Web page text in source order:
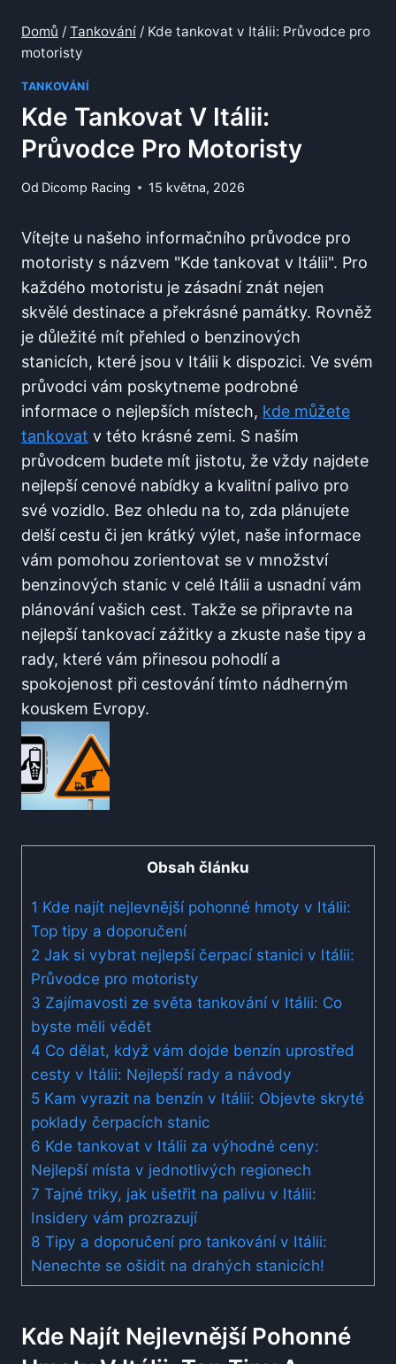
Domů / Tankování / Kde tankovat v Itálii: Průvodce pro
motoristy
TANKOVÁNÍ
Kde Tankovat V Itálii:
Průvodce Pro Motoristy
Od Dicomp Racing 15 května, 2026
Vítejte ⁤u našeho informačního průvodce pro
⁤motoristy s​ názvem "Kde tankovat v Itálii". Pro
každého motoristu je zásadní znát nejen
skvělé destinace a překrásné památky. Rovněž
je důležité‍ mít přehled o benzinových
stanicích, které jsou v Itálii k dispozici. Ve svém
průvodci vám poskytneme podrobné
informace o nejlepších⁣ místech, kde můžete
tankovat v této krásné‌ zemi. S naším
průvodcem budete mít jistotu, že vždy najdete
nejlepší cenové nabídky a kvalitní palivo pro
své vozidlo. Bez ohledu na to, zda plánujete
⁤delší cestu či jen krátký výlet, naše informace
vám pomohou ‍zorientovat se v množství
benzinových stanic v ‍celé Itálii a usnadní vám
plánování vašich cest. Takže se připravte na
nejlepší ⁢tankovací zážitky a zkuste‍ naše tipy a
rady, které vám přinesou pohodlí a⁤
spokojenost při cestování tímto nádherným
kouskem Evropy.
Obsah článku
1 Kde najít nejlevnější​ pohonné hmoty v Itálii:
Top tipy a ​doporučení
2 Jak si vybrat nejlepší čerpací stanici v Itálii:
Průvodce pro motoristy
3 Zajímavosti ze světa tankování v Itálii: Co
‌byste​ měli vědět
4 Co dělat, když‍ vám dojde benzín uprostřed
cesty v Itálii: Nejlepší rady a návody
5 Kam ⁤vyrazit na benzín v Itálii: Objevte skryté
poklady čerpacích‍ stanic
6 Kde⁢ tankovat v Itálii za výhodné ceny:
Nejlepší místa ⁣v jednotlivých regionech
7 Tajné triky, jak ušetřit na palivu v⁤ Itálii:
Insidery ​vám prozrazují
8 Tipy a doporučení pro tankování v Itálii:
Nenechte ⁣se ošidit ⁣na drahých stanicích!
Kde Najít Nejlevnější​ Pohonné